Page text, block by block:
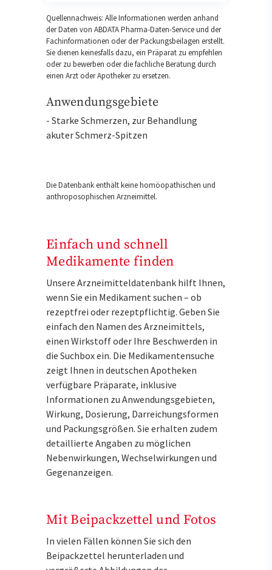
Quellennachweis: Alle Informationen werden anhand
der Daten von ABDATA Pharma-Daten-Service und der
Fachinformationen oder der Packungsbeilagen erstellt.
Sie dienen keinesfalls dazu, ein Präparat zu empfehlen
oder zu bewerben oder die fachliche Beratung durch
einen Arzt oder Apotheker zu ersetzen.
Anwendungsgebiete
- Starke Schmerzen, zur Behandlung
akuter Schmerz-Spitzen
Die Datenbank enthält keine homöopathischen und
anthroposophischen Arzneimittel.
Einfach und schnell
Medikamente finden
Unsere Arzneimitteldatenbank hilft Ihnen,
wenn Sie ein Medikament suchen – ob
rezeptfrei oder rezeptpflichtig. Geben Sie
einfach den Namen des Arzneimittels,
einen Wirkstoff oder Ihre Beschwerden in
die Suchbox ein. Die Medikamentensuche
zeigt Ihnen in deutschen Apotheken
verfügbare Präparate, inklusive
Informationen zu Anwendungsgebieten,
Wirkung, Dosierung, Darreichungsformen
und Packungsgrößen. Sie erhalten zudem
detaillierte Angaben zu möglichen
Nebenwirkungen, Wechselwirkungen und
Gegenanzeigen.
Mit Beipackzettel und Fotos
In vielen Fällen können Sie sich den
Beipackzettel herunterladen und